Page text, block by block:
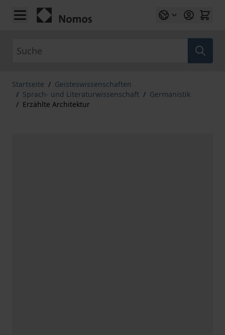
Zum Inhalt springen
Startseite / Geisteswissenschaften
/ Sprach- und Literaturwissenschaft / Germanistik
/ Erzählte Architektur